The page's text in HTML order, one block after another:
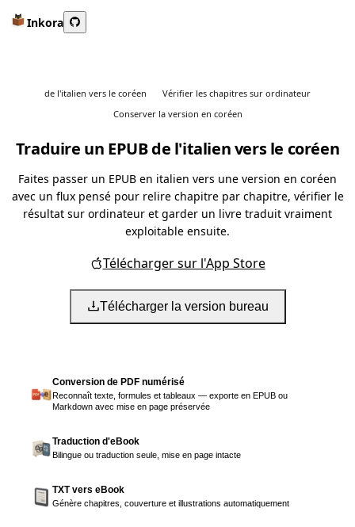
Inkora
de l'italien vers le coréen
Vérifier les chapitres sur ordinateur
Conserver la version en coréen
Traduire un EPUB de l'italien vers le coréen
Faites passer un EPUB en italien vers une version en coréen
avec un flux pensé pour relire chapitre par chapitre, vérifier le
résultat sur ordinateur et garder un livre traduit vraiment
exploitable ensuite.
Télécharger sur l'App Store
Télécharger la version bureau
Conversion de PDF numérisé
Reconnaît texte, formules et tableaux — exporte en EPUB ou
Markdown avec mise en page préservée
Traduction d'eBook
Bilingue ou traduction seule, mise en page intacte
TXT vers eBook
Génère chapitres, couverture et illustrations automatiquement